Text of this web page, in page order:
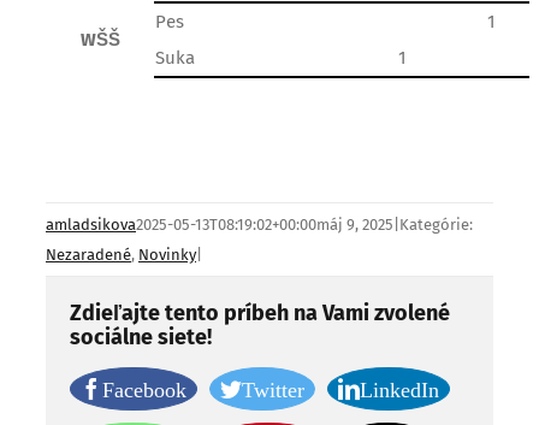
WŠŠ
Pes
1
Suka
1
amladsikova2025-05-13T08:19:02+00:00máj 9, 2025 Kategórie:
Nezaradené, Novinky|
Zdieľajte tento príbeh na Vami zvolené
sociálne siete!
Facebook Twitter LinkedIn